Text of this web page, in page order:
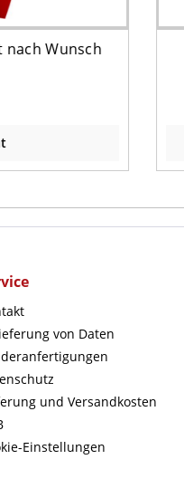
nach Wunsch
von Daten
und Versandkosten
Einstellungen